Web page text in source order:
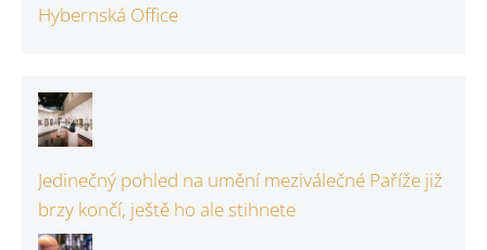
Hybernská Office
Jedinečný pohled na umění meziválečné Paříže již
brzy končí, ještě ho ale stihnete